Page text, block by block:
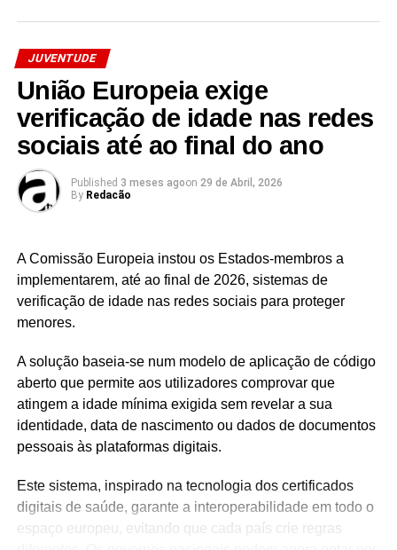
locais com o bem-estar das crianças e jovens do
Facebook
Mastodon
EmailShare
JUVENTUDE
União Europeia exige
verificação de idade nas redes
sociais até ao final do ano
Published 3 meses agoon 29 de Abril, 2026
By Redacão
A Comissão Europeia instou os Estados-membros a
implementarem, até ao final de 2026, sistemas de
verificação de idade nas redes sociais para proteger
menores.
A solução baseia-se num modelo de aplicação de código
aberto que permite aos utilizadores comprovar que
atingem a idade mínima exigida sem revelar a sua
identidade, data de nascimento ou dados de documentos
pessoais às plataformas digitais.
Este sistema, inspirado na tecnologia dos certificados
digitais de saúde, garante a interoperabilidade em todo o
espaço europeu, evitando que cada país crie regras